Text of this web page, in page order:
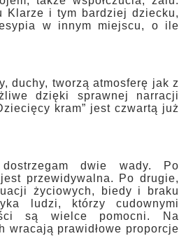
Klarze i tym bardziej dziecku,
w innym miejscu, o ile
duchy, tworzą atmosferę jak z
dzięki sprawnej narracji
kram” jest czwartą już
dwie wady. Po
przewidywalna. Po drugie,
życiowych, biedy i braku
ludzi, którzy cudownymi
są wielce pomocni. Na
wracają prawidłowe proporcje